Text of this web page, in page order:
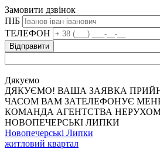
Замовити дзвінок
ПІБ
ТЕЛЕФОН
Дякуємо
ДЯКУЄМО! ВАША ЗАЯВКА
ЧАСОМ ВАМ ЗАТЕЛЕФОНУЄ
КОМАНДА АГЕНТСТВА
НОВОПЕЧЕРСЬКІ ЛИПКИ
Новопечерські Липки
житловий квартал